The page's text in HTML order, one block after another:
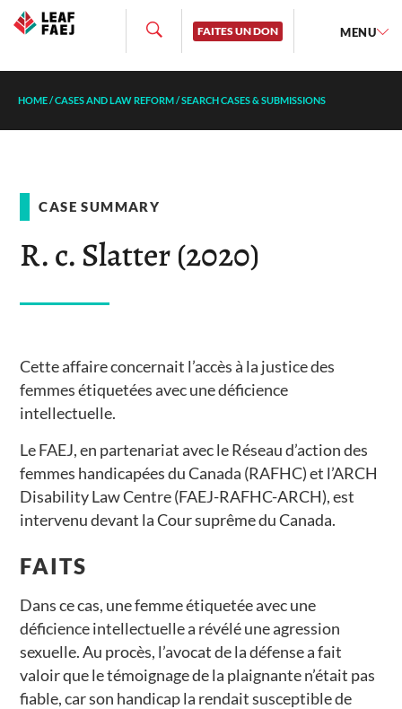
FAITES UN DON MENU
HOME/CASES AND LAW REFORM/SEARCH CASES & SUBMISSIONS
CASE SUMMARY
R. c. Slatter (2020)
Cette affaire concernait l’accès à la justice des
femmes étiquetées avec une déficience
intellectuelle.
Le FAEJ, en partenariat avec le Réseau d’action des
femmes handicapées du Canada (RAFHC) et l’ARCH
Disability Law Centre (FAEJ-RAFHC-ARCH), est
intervenu devant la Cour suprême du Canada.
FAITS
Dans ce cas, une femme étiquetée avec une
déficience intellectuelle a révélé une agression
sexuelle. Au procès, l’avocat de la défense a fait
valoir que le témoignage de la plaignante n’était pas
fiable, car son handicap la rendait susceptible de